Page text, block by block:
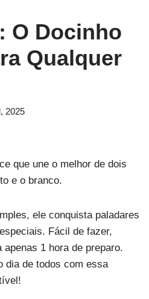
O Docinho
Qualquer
2025
que une o melhor de dois
e o branco.
ele conquista paladares
Fácil de fazer,
1 hora de preparo.
dia de todos com essa